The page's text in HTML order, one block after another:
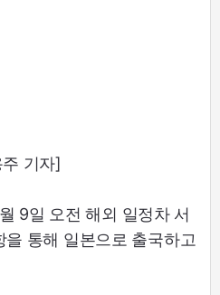
기자]
9일 오전 해외 일정차 서
통해 일본으로 출국하고